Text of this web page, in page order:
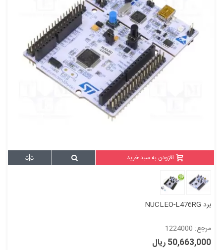
افزودن به سبد خرید
برد NUCLEO-L476RG
مرجع: 1224000
50,663,000 ریال